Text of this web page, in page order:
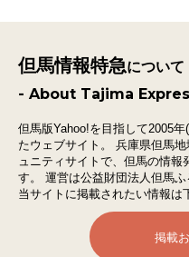
但馬情報特急について
- About Tajima
但馬版Yahoo!を目指して2005
たウェブサイト。
兵庫県但馬地
ュニティサイトで、 但馬の情報
す。
運営は公益財団法人但馬ふ
当サイトに掲載されたい情報は
掲載